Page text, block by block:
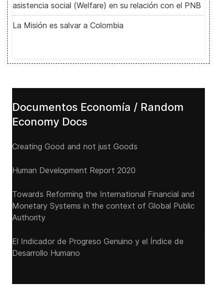
asistencia social (Welfare) en su relación con el PNB
La Misión es salvar a Colombia
Documentos Economía / Random
Economy Docs
Creating Good and not just Goods
Human Development Report 2020
Towards Reforming the International Financial and
Monetary Systems in the context of Global Public
Authority
El Indicador de Progreso Genuino y el Índice de
Desarrollo Humano